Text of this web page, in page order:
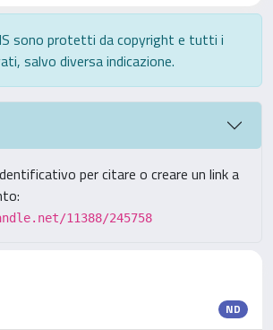
sono protetti da copyright e tutti i
salvo diversa indicazione.
per citare o creare un link a
11388/245758
ND